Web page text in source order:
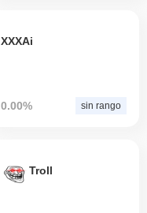
XXXAi
0.00% sin rango
Troll